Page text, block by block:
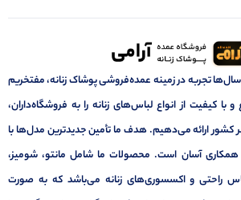
سال‌ها تجربه در زمینه عمده‌فروشی پوشاک زنانه، مفتخریم
با کیفیت از انواع لباس‌های زنانه را به فروشگاه‌داران،
کشور ارائه می‌دهیم. هدف ما تأمین جدیدترین مدل‌ها با
آسان است. محصولات ما شامل مانتو، شومیز،
راحتی و اکسسوری‌های زنانه می‌باشد که به صورت